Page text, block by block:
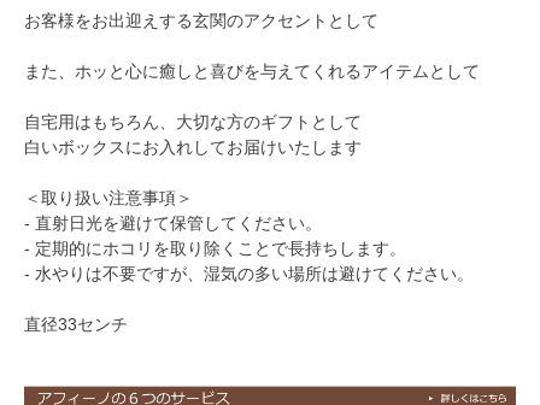
お客様をお出迎えする玄関のアクセントとして
また、ホッと心に癒しと喜びを与えてくれるアイテムとして
自宅用はもちろん、大切な方のギフトとして
白いボックスにお入れしてお届けいたします
＜取り扱い注意事項＞
- 直射日光を避けて保管してください。
- 定期的にホコリを取り除くことで長持ちします。
- 水やりは不要ですが、湿気の多い場所は避けてください。
直径33センチ